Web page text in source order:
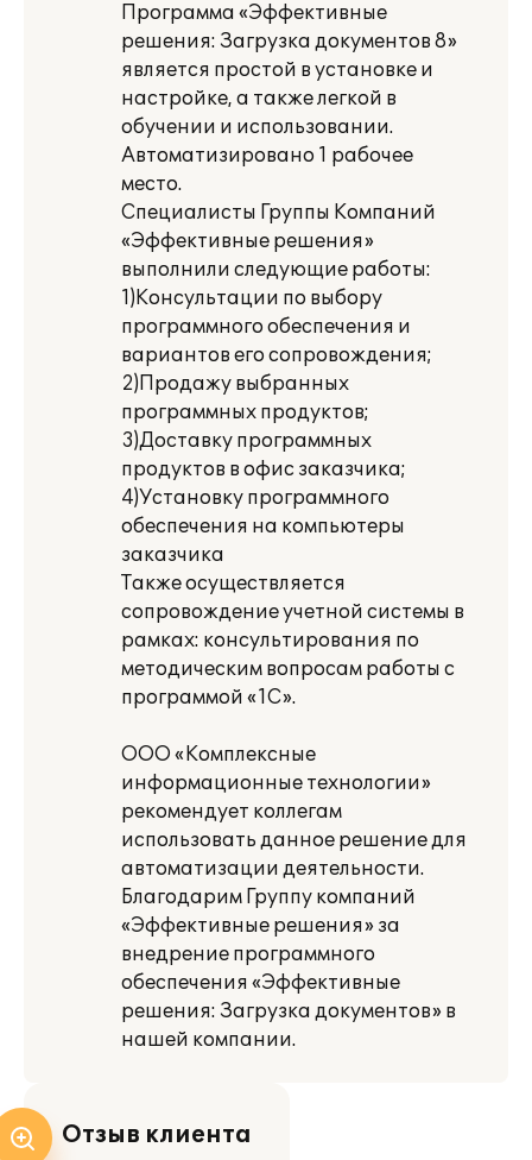
Программа «Эффективные
решения: Загрузка документов 8»
является простой в установке и
настройке, а также легкой в
обучении и использовании.
Автоматизировано 1 рабочее
место.
Специалисты Группы Компаний
«Эффективные решения»
выполнили следующие работы:
1)Консультации по выбору
программного обеспечения и
вариантов его сопровождения;
2)Продажу выбранных
программных продуктов;
3)Доставку программных
продуктов в офис заказчика;
4)Установку программного
обеспечения на компьютеры
заказчика
Также осуществляется
сопровождение учетной системы в
рамках: консультирования по
методическим вопросам работы с
программой «1С».
ООО «Комплексные
информационные технологии»
рекомендует коллегам
использовать данное решение для
автоматизации деятельности.
Благодарим Группу компаний
«Эффективные решения» за
внедрение программного
обеспечения «Эффективные
решения: Загрузка документов» в
нашей компании.
Отзыв клиента